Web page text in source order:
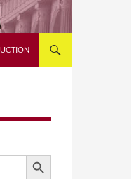
SEARCH BUTTON